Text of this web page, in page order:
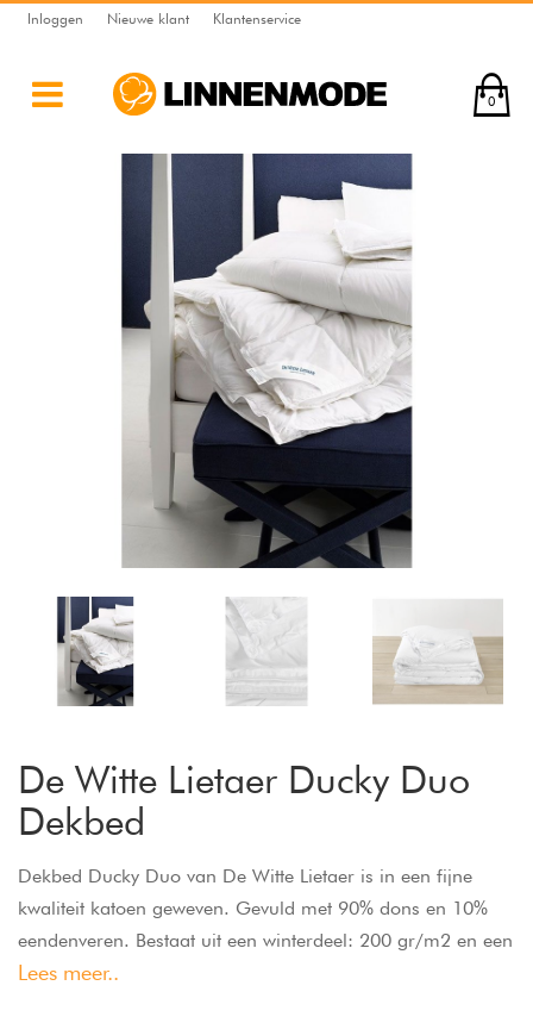
Inloggen Nieuwe klant Klantenservice
0
De Witte Lietaer Ducky Duo
Dekbed
Dekbed Ducky Duo van De Witte Lietaer is in een fijne
kwaliteit katoen geweven. Gevuld met 90% dons en 10%
eendenveren. Bestaat uit een winterdeel: 200 gr/m2 en een
zomerdeel: 120 gr/m2 deel. De delen zijn los van elkaar te
Lees meer..